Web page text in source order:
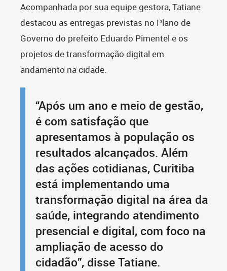
Acompanhada por sua equipe gestora, Tatiane
destacou as entregas previstas no Plano de
Governo do prefeito Eduardo Pimentel e os
projetos de transformação digital em
andamento na cidade.
“Após um ano e meio de gestão,
é com satisfação que
apresentamos à população os
resultados alcançados. Além
das ações cotidianas, Curitiba
está implementando uma
transformação digital na área da
saúde, integrando atendimento
presencial e digital, com foco na
ampliação de acesso do
cidadão”, disse Tatiane.